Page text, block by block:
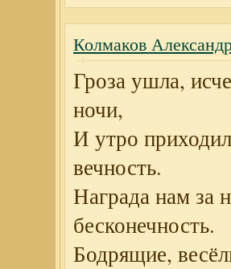
Колмаков
Гроза ушла,
ночи,
И утро
вечность.
Награда нам за
бесконечность.
Бодрящие,